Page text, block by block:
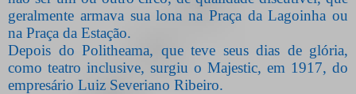
geralmente armava sua lona na Praça da Lagoinha ou
na Praça da Estação.
Depois do Politheama, que teve seus dias de glória,
como teatro inclusive, surgiu o Majestic, em 1917, do
empresário Luiz Severiano Ribeiro.